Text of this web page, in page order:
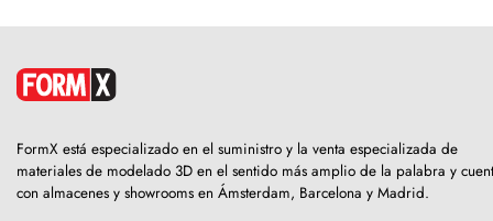
FormX está especializado en el suministro y la venta especializada de
materiales de modelado 3D en el sentido más amplio de la palabra y
con almacenes y showrooms en Ámsterdam, Barcelona y Madrid.